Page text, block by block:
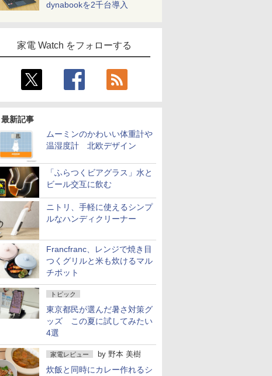
dynabookを2千台導入
家電 Watch をフォローする
最新記事
ムーミンのかわいい体重計や
温湿度計 北欧デザイン
「ふらつくビアグラス」水と
ビール交互に飲む
ニトリ、手軽に使えるシンプ
ルなハンディクリーナー
Francfranc、レンジで焼き目
つくグリルと米も炊けるマル
チポット
トピック
東京都民が選んだ暑さ対策グ
ッズ この夏に試してみたい
4選
家電レビュー by 野本 美樹
炊飯と同時にカレー作れるシ